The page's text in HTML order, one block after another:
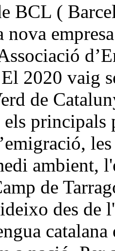
BCL (
nova
2020 vaig
de
els
ambient,
de
des de